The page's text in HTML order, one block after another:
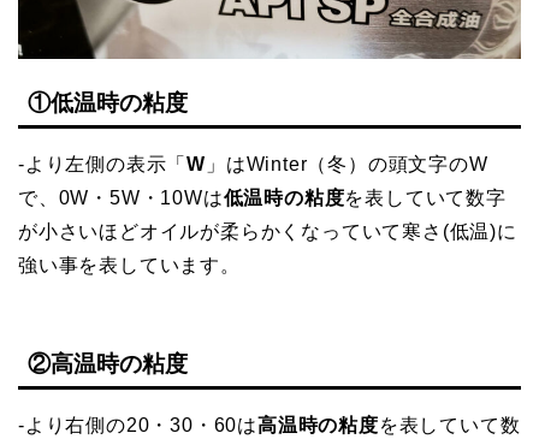
①低温時の粘度
‐より左側の表示「W 」はWinter（冬）の頭文字のW
で、0W・5W・10Wは低温時の粘度を表していて数字
が小さいほどオイルが柔らかくなっていて寒さ(低温)に
強い事を表しています。
②高温時の粘度
‐より右側の20・30・60は高温時の粘度を表していて数